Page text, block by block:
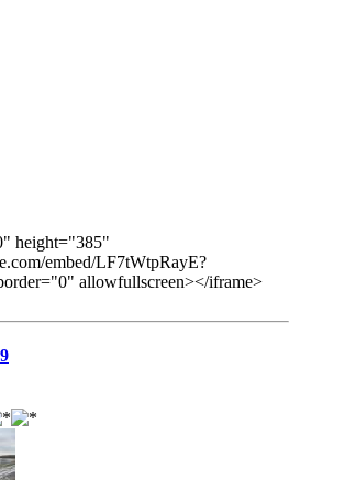
height="385"
embed/LF7tWtpRayE?
allowfullscreen></iframe>